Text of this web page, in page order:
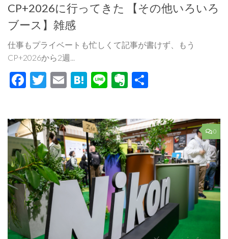
CP+2026に行ってきた 【その他いろいろ
ブース】雑感
仕事もプライベートも忙しくて記事が書けず、もう
CP+2026から2週...
Facebook
Twitter
EmailHatena
LineEvernote
0